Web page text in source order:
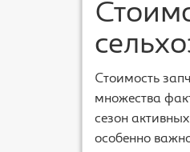
Стоимость
множества
сезон
особенно